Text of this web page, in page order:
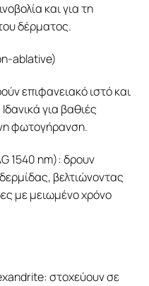
και για τη
δέρματος.
ablative)
επιφανειακό ιστό και
για βαθιές
φωτογήρανση.
1540 nm): δρουν
βελτιώνοντας
με μειωμένο χρόνο
στοχεύουν σε